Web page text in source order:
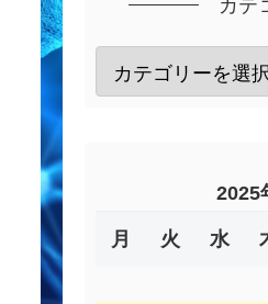
2025
月 火 水